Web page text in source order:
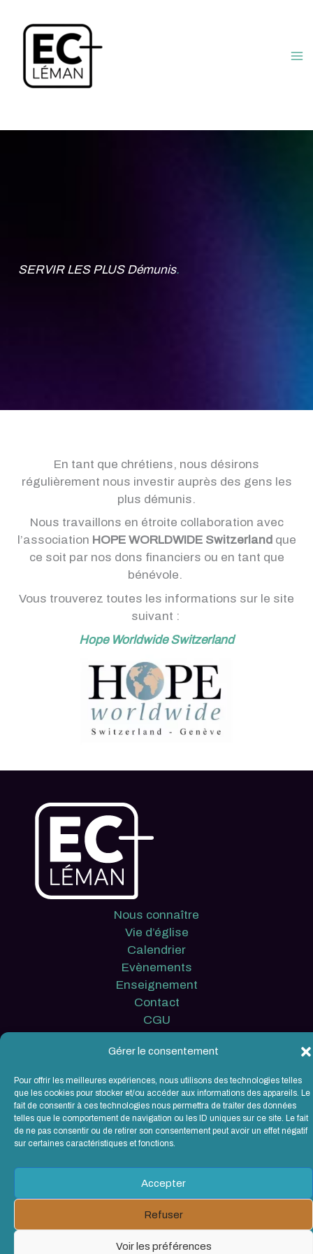
Gérer le consentement
Pour offrir les meilleures expériences, nous utilisons des technologies telles
que les cookies pour stocker et/ou accéder aux informations des appareils. Le
fait de consentir à ces technologies nous permettra de traiter des données
telles que le comportement de navigation ou les ID uniques sur ce site. Le fait
de ne pas consentir ou de retirer son consentement peut avoir un effet négatif
sur certaines caractéristiques et fonctions.
Accepter
Refuser
Voir les préférences
contenu
SERVIR LES PLUS Démunis.
En tant que chrétiens, nous désirons
régulièrement nous investir auprès des gens les
plus démunis.
Nous travaillons en étroite collaboration avec
l’association HOPE WORLDWIDE Switzerland que
ce soit par nos dons financiers ou en tant que
bénévole.
Vous trouverez toutes les informations sur le site
suivant :
Hope WorldwideSwitzerland
Nous connaître
Vie d’église
Calendrier
Evènements
Enseignement
Contact
CGU
EC Léman / Copyright © 2026